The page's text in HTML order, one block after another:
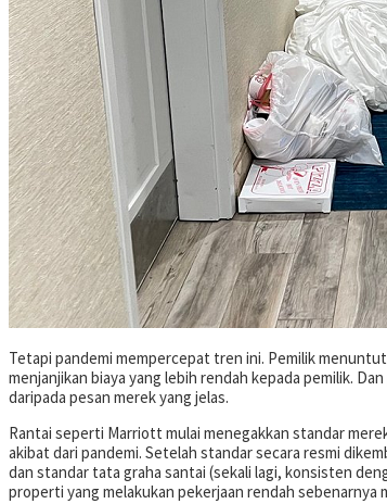
Tetapi pandemi mempercepat tren ini. Pemilik
menjanjikan biaya yang lebih rendah kepada pemilik.
daripada pesan merek yang jelas.
Rantai seperti Marriott mulai menegakkan standar
akibat dari pandemi. Setelah standar secara resmi
dan standar tata graha santai (sekali lagi, konsisten
properti yang melakukan pekerjaan rendah sebenarnya